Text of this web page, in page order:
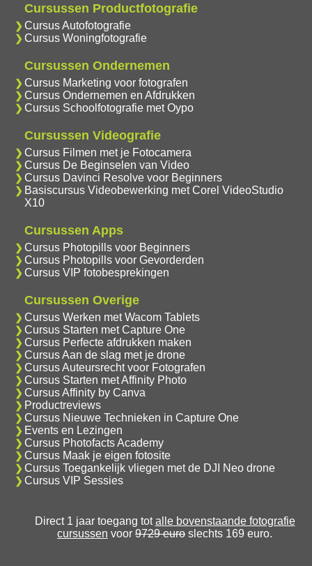
Cursussen Productfotografie
Cursus Autofotografie
Cursus Woningfotografie
Cursussen Ondernemen
Cursus Marketing voor fotografen
Cursus Ondernemen en Afdrukken
Cursus Schoolfotografie met Oypo
Cursussen Videografie
Cursus Filmen met je Fotocamera
Cursus De Beginselen van Video
Cursus Davinci Resolve voor Beginners
Basiscursus Videobewerking met Corel VideoStudio
X10
Cursussen Apps
Cursus Photopills voor Beginners
Cursus Photopills voor Gevorderden
Cursus VIP fotobesprekingen
Cursussen Overige
Cursus Werken met Wacom Tablets
Cursus Starten met Capture One
Cursus Perfecte afdrukken maken
Cursus Aan de slag met je drone
Cursus Auteursrecht voor Fotografen
Cursus Starten met Affinity Photo
Cursus Affinity by Canva
Productreviews
Cursus Nieuwe Technieken in Capture One
Events en Lezingen
Cursus Photofacts Academy
Cursus Maak je eigen fotosite
Cursus Toegankelijk vliegen met de DJI Neo drone
Cursus VIP Sessies
Direct 1 jaar toegang totalle bovenstaande fotografie
cursussen voor 9729 euro slechts 169 euro.